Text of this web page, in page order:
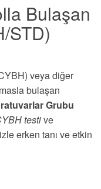
Bulaşan
STD)
veya diğer
bulaşan
Grubu
testive
erken tanı ve etkin